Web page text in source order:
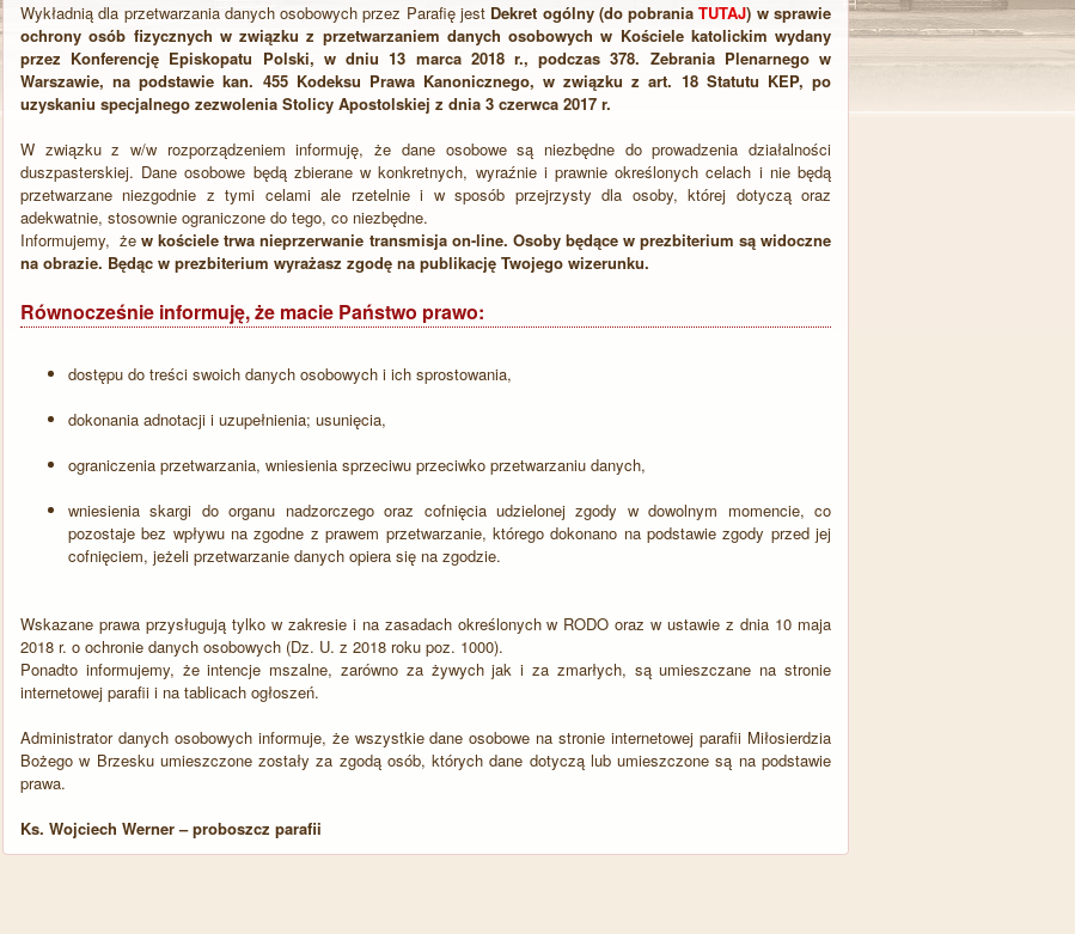
Wykładnią dla przetwarzania danych osobowych przez Parafię jest Dekret ogólny (do pobraniaTUTAJ) w sprawie
ochrony osób fizycznych w związku z przetwarzaniem danych osobowych w Kościele katolickim wydany
przez Konferencję Episkopatu Polski, w dniu 13 marca 2018 r., podczas 378. Zebrania Plenarnego w
Warszawie, na podstawie kan. 455 Kodeksu Prawa Kanonicznego, w związku z art. 18 Statutu KEP, po
uzyskaniu specjalnego zezwolenia Stolicy Apostolskiej z dnia 3 czerwca 2017 r.
W związku z w/w rozporządzeniem informuję, że dane osobowe są niezbędne do prowadzenia działalności
duszpasterskiej. Dane osobowe będą zbierane w konkretnych, wyraźnie i prawnie określonych celach i nie będą
przetwarzane niezgodnie z tymi celami ale rzetelnie i w sposób przejrzysty dla osoby, której dotyczą oraz
adekwatnie, stosownie ograniczone do tego, co niezbędne.
Informujemy, żew kościele trwa nieprzerwanie transmisja on-line. Osoby będące w prezbiterium są widoczne
na obrazie. Będąc w prezbiterium wyrażasz zgodę na publikację Twojego wizerunku.
Równocześnie informuję, że macie Państwo prawo:
dostępu do treści swoich danych osobowych i ich sprostowania,
dokonania adnotacji i uzupełnienia; usunięcia,
ograniczenia przetwarzania, wniesienia sprzeciwu przeciwko przetwarzaniu danych,
wniesienia skargi do organu nadzorczego oraz cofnięcia udzielonej zgody w dowolnym momencie, co
pozostaje bez wpływu na zgodne z prawem przetwarzanie, którego dokonano na podstawie zgody przed jej
cofnięciem, jeżeli przetwarzanie danych opiera się na zgodzie.
Wskazane prawa przysługują tylko w zakresie i na zasadach określonych w RODO oraz w ustawie z dnia 10 maja
2018 r. o ochronie danych osobowych (Dz. U. z 2018 roku poz. 1000).
Ponadto informujemy, że intencje mszalne, zarówno za żywych jak i za zmarłych, są umieszczane na stronie
internetowej parafii i na tablicach ogłoszeń.
Administrator danych osobowych informuje, że wszystkie dane osobowe na stronie internetowej parafii Miłosierdzia
Bożego w Brzesku umieszczone zostały za zgodą osób, których dane dotyczą lub umieszczone są na podstawie
prawa.
Ks. Wojciech Werner – proboszcz parafii